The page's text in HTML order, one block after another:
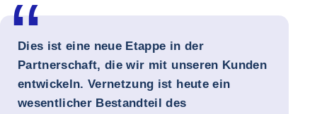
Dies ist eine neue Etappe in der
Partnerschaft, die wir mit unseren Kunden
entwickeln. Vernetzung ist heute ein
wesentlicher Bestandteil des